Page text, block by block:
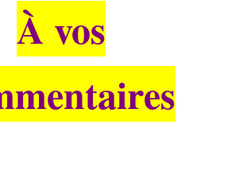
À vos